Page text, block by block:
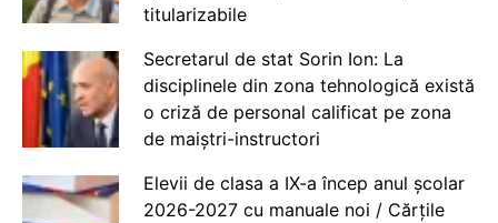
titularizabile
Secretarul de stat Sorin Ion: La
disciplinele din zona tehnologică există
o criză de personal calificat pe zona
de maiștri-instructori
Elevii de clasa a IX-a încep anul școlar
2026-2027 cu manuale noi / Cărțile